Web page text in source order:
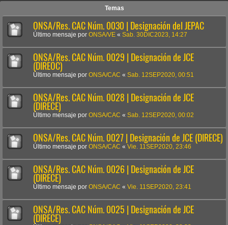
Temas
ONSA/Res. CAC Núm. 0030 | Designación del JEPAC
Último mensaje por ONSA/VE « Sab. 30DIC2023, 14:27
ONSA/Res. CAC Núm. 0029 | Designación de JCE
(DIREOC)
Último mensaje por ONSA/CAC « Sab. 12SEP2020, 00:51
ONSA/Res. CAC Núm. 0028 | Designación de JCE
(DIRECE)
Último mensaje por ONSA/CAC « Sab. 12SEP2020, 00:02
ONSA/Res. CAC Núm. 0027 | Designación de JCE (DIRECE)
Último mensaje por ONSA/CAC « Vie. 11SEP2020, 23:46
ONSA/Res. CAC Núm. 0026 | Designación de JCE
(DIRECE)
Último mensaje por ONSA/CAC « Vie. 11SEP2020, 23:41
ONSA/Res. CAC Núm. 0025 | Designación de JCE
(DIRECE)